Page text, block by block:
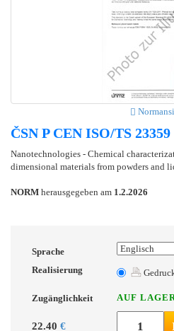
ČSN P CEN ISO/TS 23359
Nanotechnologies - Chemical
dimensional materials from powders and
NORM herausgegeben am 1.2.2026
Sprache
Realisierung
Zugänglichkeit AUF
22.40 €